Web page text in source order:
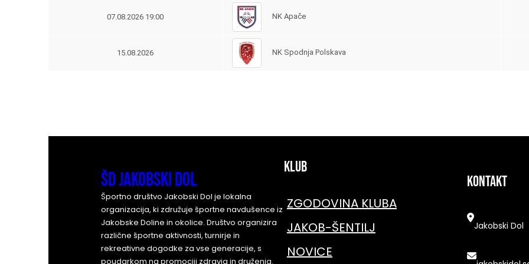
07.08.2026 19:00 NK Apače
15.08.2026 NK Spodnja Polskava
ŠD Jakobski Dol
Športno društvo Jakobski Dol je lokalna
organizacija, ki združuje športne navdušence iz
Jakobske Doline in okolice. Društvo organizira
različne športne aktivnosti, turnirje in
rekreativne dogodke za vse generacije, s
poudarkom na promociji zdravja in druženja.
KLUB
ZGODOVINA KLUBA
JAKOB-ŠENTILJ
NOVICE
kontakt
Jakobski Dol